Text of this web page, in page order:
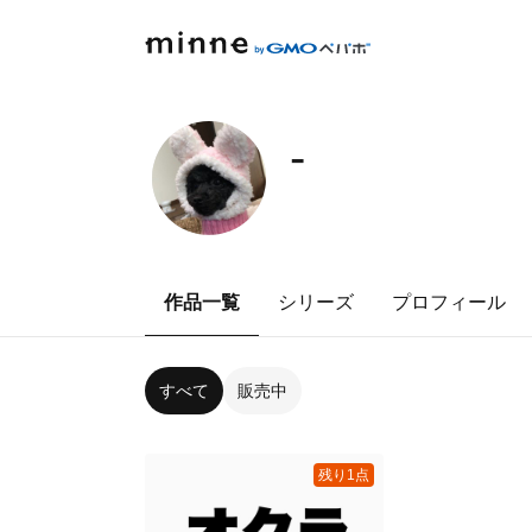
-
作品一覧 シリーズ プロフィール
すべて 販売中
残り1点